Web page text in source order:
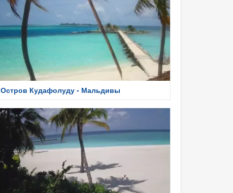
Остров Кудафолуду - Мальдивы